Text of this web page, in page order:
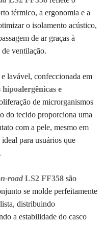
térmico, a ergonomia e a
o isolamento acústico,
de ar graças à
ventilação.
lavável, confeccionada em
e
de microrganismos
do tecido proporciona uma
com a pele, mesmo em
para usuários que
road LS2 FF358 são
se molde perfeitamente
distribuindo
a estabilidade do casco